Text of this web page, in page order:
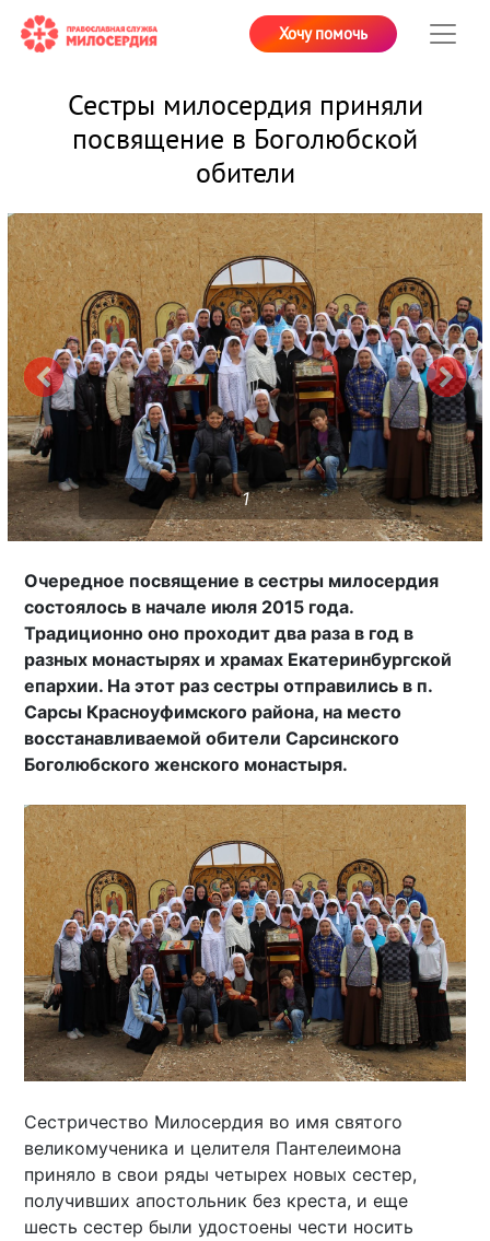
Хочу помочь
Сестры милосердия приняли
посвящение в Боголюбской
обители
1
Очередное посвящение в сестры милосердия
состоялось в начале июля 2015 года.
Традиционно оно проходит два раза в год в
разных монастырях и храмах Екатеринбургской
епархии. На этот раз сестры отправились в п.
Сарсы Красноуфимского района, на место
восстанавливаемой обители Сарсинского
Боголюбского женского монастыря.
Сестричество Милосердия во имя святого
великомученика и целителя Пантелеимона
приняло в свои ряды четырех новых сестер,
получивших апостольник без креста, и еще
шесть сестер были удостоены чести носить